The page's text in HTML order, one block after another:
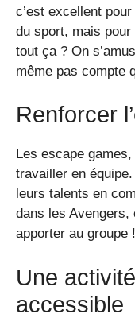
c’est excellent
du sport, mais
tout ça ? On
même pas compte
Renforcer
Les escape
travailler en
leurs talents en
dans les Avengers,
apporter au groupe !
Une
accessible